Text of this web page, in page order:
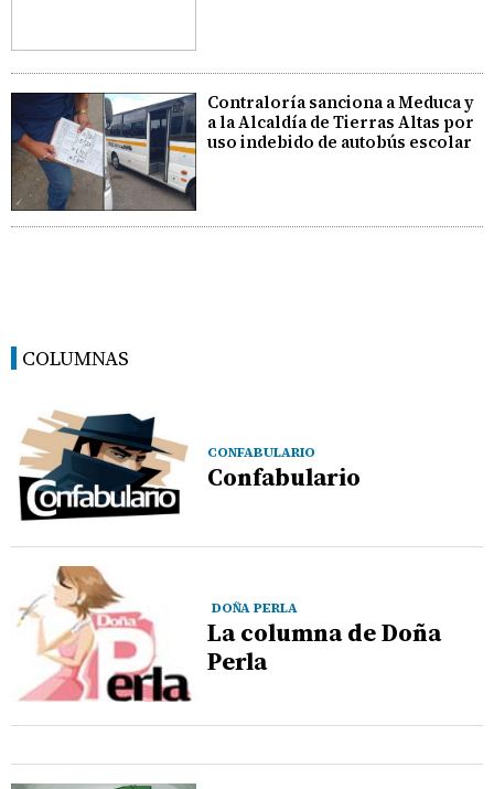
Contraloría sanciona a Meduca y
a la Alcaldía de Tierras Altas por
uso indebido de autobús escolar
COLUMNAS
CONFABULARIO
Confabulario
DOÑA PERLA
La columna de Doña
Perla